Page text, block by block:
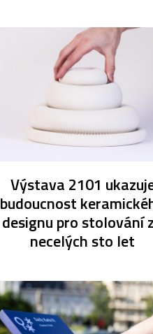
Výstava 2101
budoucnost
designu pro stolování
necelých sto let